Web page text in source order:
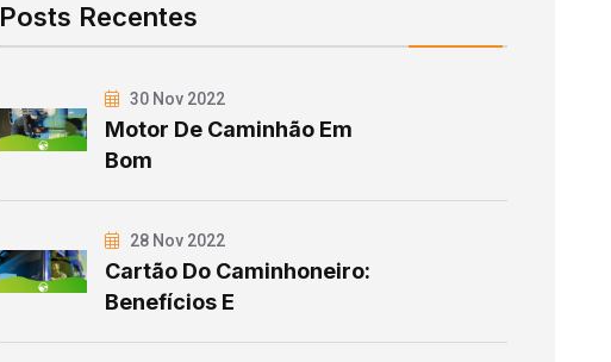
Posts Recentes
30 Nov 2022
Motor De Caminhão Em
Bom
28 Nov 2022
Cartão Do Caminhoneiro:
Benefícios E